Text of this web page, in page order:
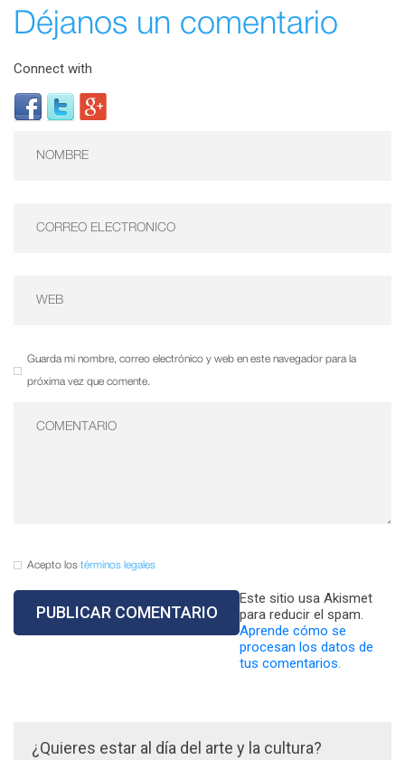
Déjanos un comentario
Connect with
Guarda mi nombre, correo electrónico y web en este navegador para la
próxima vez que comente.
Acepto los términos legales
Este sitio usa Akismet
para reducir el spam.
Aprende cómo se
procesan los datos de
tus comentarios.
¿Quieres estar al día del arte y la cultura?